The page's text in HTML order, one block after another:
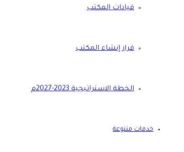
قيادات المكتب
قرار إنشاء المكتب
الخطة الاستراتيجية 2023-2027م
خدمات متنوعة